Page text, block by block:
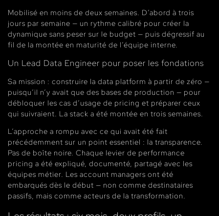
Mobilisé en moins de deux semaines. D’abord à trois
jours par semaine — un rythme calibré pour créer la
dynamique sans peser sur le budget — puis dégressif au
fil de la montée en maturité de l’équipe interne.
Un Lead Data Engineer pour poser les fondations
Sa mission : construire la data platform à partir de zéro —
puisqu’il n’y avait que des bases de production — pour
débloquer les cas d’usage de pricing et préparer ceux
qui suivraient. La stack a été montée en trois semaines.
L’approche a rompu avec ce qui avait été fait
précédemment sur un point essentiel : la transparence.
Pas de boîte noire. Chaque levier de performance
pricing a été expliqué, documenté, partagé avec les
équipes métier. Les account managers ont été
embarqués dès le début — non comme destinataires
passifs, mais comme acteurs de la transformation.